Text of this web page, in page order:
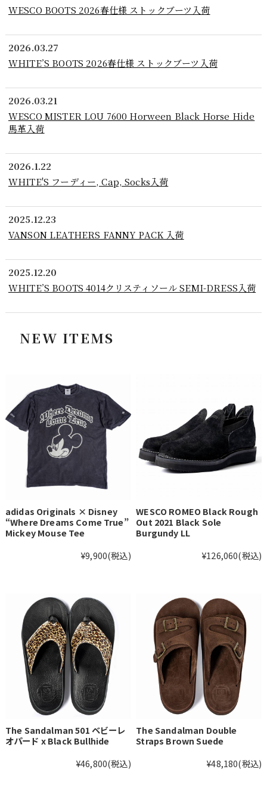
WESCO BOOTS 2026春仕様 ストックブーツ入荷
2026.03.27
WHITE’S BOOTS 2026春仕様 ストックブーツ入荷
2026.03.21
WESCO MISTER LOU 7600 Horween Black Horse Hide
馬革入荷
2026.1.22
WHITE'S フーディー, Cap, Socks入荷
2025.12.23
VANSON LEATHERS FANNY PACK 入荷
2025.12.20
WHITE’S BOOTS 4014クリスティソール SEMI-DRESS入荷
NEW ITEMS
adidas Originals × Disney
“Where Dreams Come True”
Mickey Mouse Tee
¥9,900(税込)
WESCO ROMEO Black Rough
Out 2021 Black Sole
Burgundy LL
¥126,060(税込)
The Sandalman 501 ベビーレ
オパード x Black Bullhide
¥46,800(税込)
The Sandalman Double
Straps Brown Suede
¥48,180(税込)